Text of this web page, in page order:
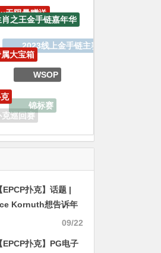
双旦嘉年华
大宝箱
锦标赛
巡回赛
EPCP扑克】话题 |
Kornuth想告诉年
自己关于扑克的事情
09/22
EPCP扑克】PG电子